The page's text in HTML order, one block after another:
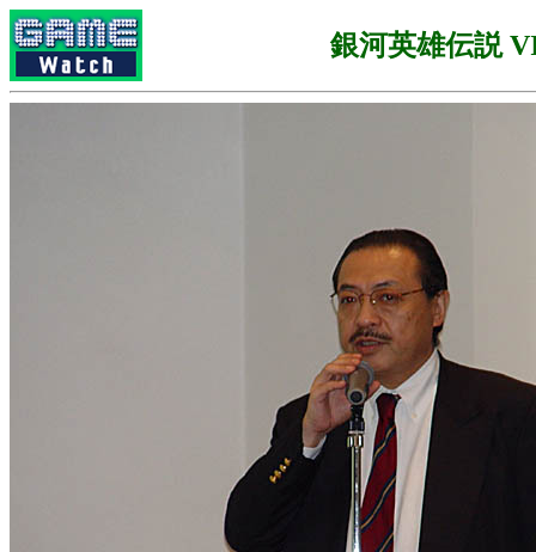
銀河英雄伝説